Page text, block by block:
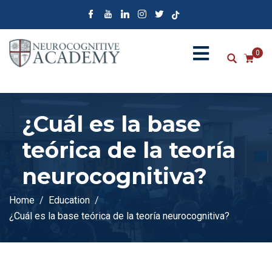
0
¿Cuál es la base
teórica de la teoría
neurocognitiva?
Home
Education
¿Cuál es la base teórica de la teoría neurocognitiva?